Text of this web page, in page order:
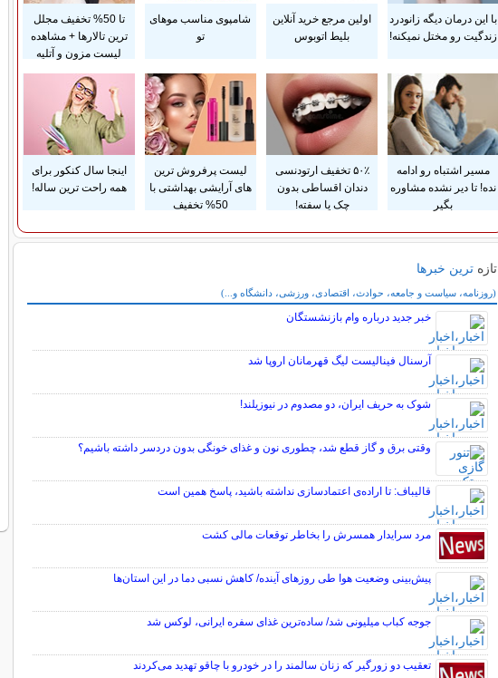
با این درمان دیگه زانودرد
زندگیت رو مختل نمیکنه!
اولین مرجع خرید آنلاین
بلیط اتوبوس
شامپوی مناسب موهای
تو
تا 50% تخفیف مجلل
ترین تالارها + مشاهده
لیست مزون و آتلیه
مسیر اشتباه رو ادامه
نده! تا دیر نشده مشاوره
بگیر
۵۰٪ تخفیف ارتودنسی
دندان اقساطی بدون
چک یا سفته!
لیست پرفروش ترین
های آرایشی بهداشتی با
50% تخفیف
اینجا سال کنکور برای
همه راحت ترین ساله!
تازه ترین خبرها
(روزنامه، سیاست و جامعه، حوادث، اقتصادی، ورزشی، دانشگاه و...)
سایر خبرهای داغ
خبر جدید درباره وام بازنشستگان
آرسنال فینالیست لیگ قهرمانان اروپا شد
شوک به حریف ایران، دو مصدوم در نیوزیلند!
وقتی برق و گاز قطع شد، چطوری نون و غذای خونگی بدون دردسر داشته باشیم؟
قالیباف: تا اراده‌ی اعتمادسازی نداشته باشید، پاسخ همین است
مرد سرایدار همسرش را بخاطر توقعات مالی کشت
پیش‌بینی وضعیت هوا طی روزهای آینده/ کاهش نسبی دما در این استان‌ها
جوجه‌ کباب میلیونی شد/ ساده‌ترین غذای سفره ایرانی، لوکس شد
تعقیب دو زورگیر که زنان سالمند را در خودرو با چاقو تهدید می‌کردند